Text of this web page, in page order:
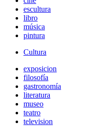
escultura
libro
música
pintura
Cultura
exposicion
filosofía
gastronomía
literatura
museo
teatro
television